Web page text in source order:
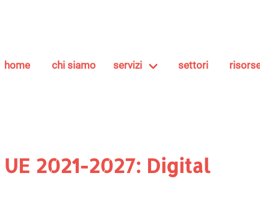
home chi siamo servizi settori
2021-2027: Digital